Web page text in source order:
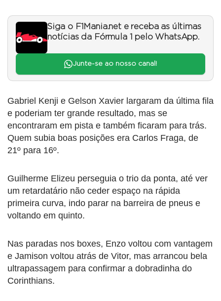
Siga o F1Mania.net e receba as últimas
notícias da Fórmula 1 pelo WhatsApp.
Junte-se ao nosso canal!
Gabriel Kenji e Gelson Xavier largaram da última fila
e poderiam ter grande resultado, mas se
encontraram em pista e também ficaram para trás.
Quem subia boas posições era Carlos Fraga, de
21º para 16º.
Guilherme Elizeu perseguia o trio da ponta, até ver
um retardatário não ceder espaço na rápida
primeira curva, indo parar na barreira de pneus e
voltando em quinto.
Nas paradas nos boxes, Enzo voltou com vantagem
e Jamison voltou atrás de Vitor, mas arrancou bela
ultrapassagem para confirmar a dobradinha do
Corinthians.